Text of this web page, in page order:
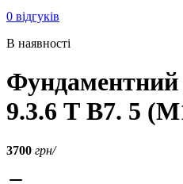
0 відгуків
В наявності
9.3.6 Т B7. 5
3700 грн/